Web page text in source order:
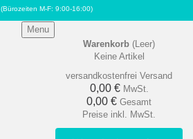
(Bürozeiten M-F: 9:00-16:00)
Menu
Warenkorb (Leer)
Keine Artikel
versandkostenfrei Versand
0,00 € MwSt.
0,00 € Gesamt
Preise inkl. MwSt.